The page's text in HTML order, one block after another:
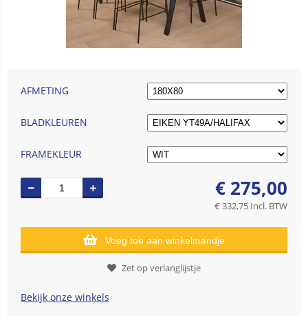
AFMETING
BLADKLEUREN
FRAMEKLEUR
€ 275,00
€ 332,75 Incl. BTW
Voeg toe aan winkelmandje
Zet op verlanglijstje
Bekijk onze winkels